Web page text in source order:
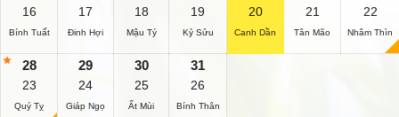
16
Bính Tuất
17
Đinh Hợi
18
Mậu Tý
19
Kỷ Sửu
20
Canh Dần
21
Tân Mão
22
Nhâm Thìn
28
23
Quý Tỵ
29
24
Giáp Ngọ
30
25
Ất Mùi
31
26
Bính Thân